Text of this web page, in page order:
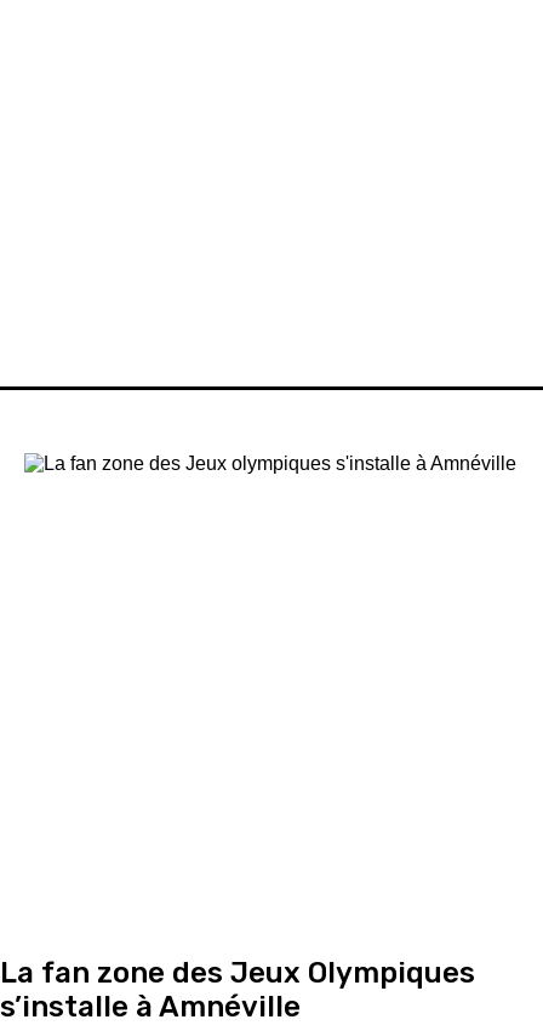
La fan zone des Jeux Olympiques
s’installe à Amnéville